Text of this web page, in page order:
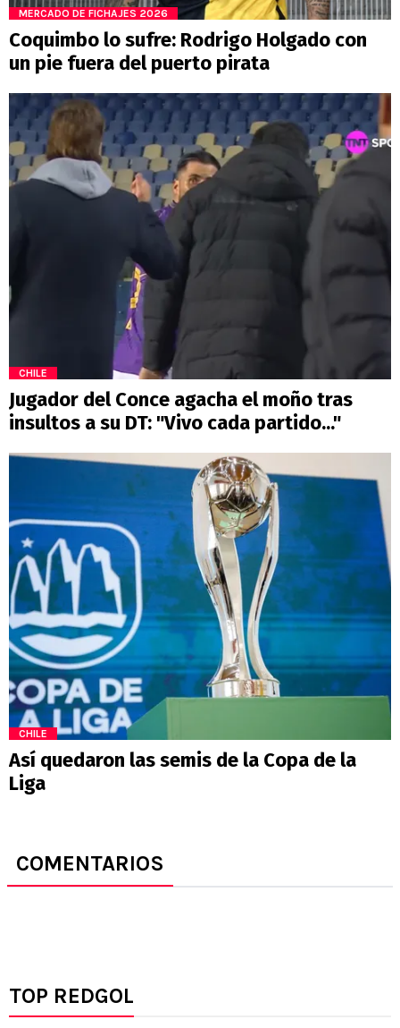
MERCADO DE FICHAJES 2026
Coquimbo lo sufre: Rodrigo Holgado con
un pie fuera del puerto pirata
CHILE
Jugador del Conce agacha el moño tras
insultos a su DT: "Vivo cada partido..."
CHILE
Así quedaron las semis de la Copa de la
Liga
COMENTARIOS
TOP REDGOL